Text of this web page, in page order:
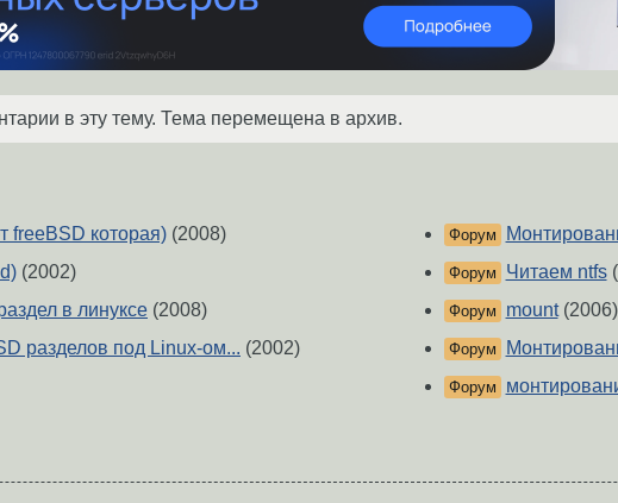
в эту тему. Тема перемещена в архив.
freeBSD которая) (2008)
(2002)
в линуксе (2008)
разделов под Linux-ом... (2002)
Форум
Форум Читаем ntfs
Форум mount(2006)
Форум
Форум